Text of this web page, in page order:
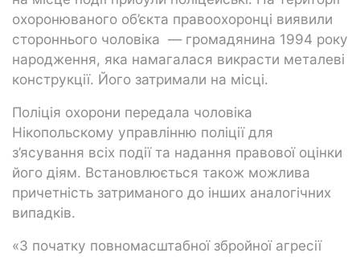
охоронюваного об’єкта правоохоронці виявили
стороннього чоловіка — громадянина 1994 року
народження, яка намагалася викрасти металеві
конструкції. Його затримали на місці.
Поліція охорони передала чоловіка
Нікопольскому управлінню поліції для
з’ясування всіх події та надання правової оцінки
його діям. Встановлюється також можлива
причетність затриманого до інших аналогічних
випадків.
«З початку повномасштабної збройної агресії